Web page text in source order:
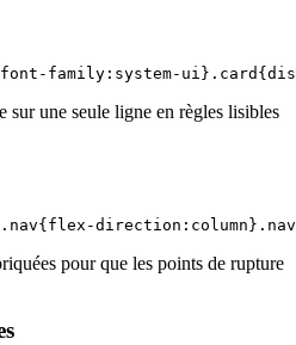
family:system-
une seule ligne en règles lisibles
pour que les points de rupture